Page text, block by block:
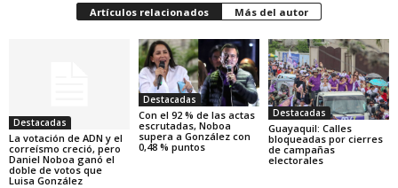
Artículos relacionados Más del autor
Destacadas
La votación de ADN y el
correísmo creció, pero
Daniel Noboa ganó el
doble de votos que
Luisa González
Destacadas
Con el 92 % de las actas
escrutadas, Noboa
supera a González con
0,48 % puntos
Destacadas
Guayaquil: Calles
bloqueadas por cierres
de campañas
electorales